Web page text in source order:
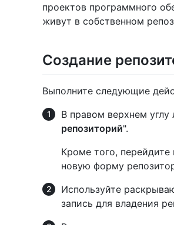
проектов программного
живут в собственном
Создание
Выполните следующие
В правом верхнем
репозиторий".
Кроме того, перейдите
новую форму
Используйте
запись для владения